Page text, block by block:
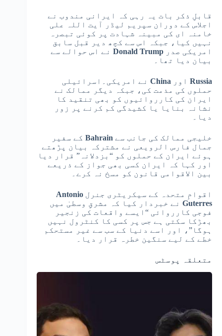
قابلِ ذکر بات یہ رہی کہ ایرانی مندوب نے
اجلاس کے دوران سپریم لیڈر آیت اللہ علی
خامنہ ای کی مبینہ شہادت پر کوئی تبصرہ
نہیں کیا، جبکہ اس سے کچھ دیر قبل سابق
امریکی صدر Donald Trump نے اس حوالے سے
بیان دیا تھا۔
Russia اور China نے امریکی۔اسرائیلی
حملوں کی مذمت کی، جبکہ دیگر ممالک نے
ایران کی کارروائیوں کو بھی تنقید کا
نشانہ بنایا یا کشیدگی کم کرنے پر زور
دیا۔
خلیجی ممالک کی جانب سے Bahrain کے سفیر
جمال فارس الرویعی نے مشترکہ بیان پڑھتے
ہوئے ایران کے حملوں کو “بزدلانہ” قرار دیا
اور کہا کہ ایران کسی بھی جواز کے ذریعے
بین الاقوامی قانون کو مسخ نہ کرے۔
اقوامِ متحدہ کے سیکریٹری جنرل Antonio
Guterres نے خبردار کیا کہ مشرقِ وسطیٰ میں
فوجی کارروائی “ایسے واقعات کی زنجیر
بھڑکا سکتی ہے جس پر کسی کا کنٹرول نہیں
ہوگا”، اور اسے دنیا کے سب سے غیر مستحکم
خطے کے لیے سنگین خطرہ قرار دیا۔
متعلقہ پوسٹس